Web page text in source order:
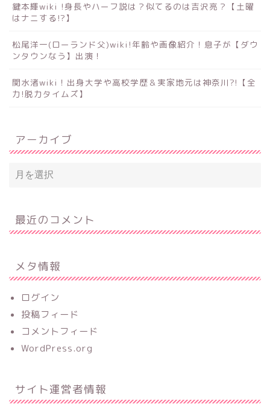
鍵本輝wiki !身長やハーフ説は？似てるのは吉沢亮？【土曜
はナニする!?】
松尾洋一(ローランド父)wiki!年齢や画像紹介！息子が【ダウ
ンタウンなう】出演！
関水渚wiki！出身大学や高校学歴＆実家地元は神奈川?!【全
力!脱力タイムズ】
アーカイブ
最近のコメント
メタ情報
ログイン
投稿フィード
コメントフィード
WordPress.org
サイト運営者情報